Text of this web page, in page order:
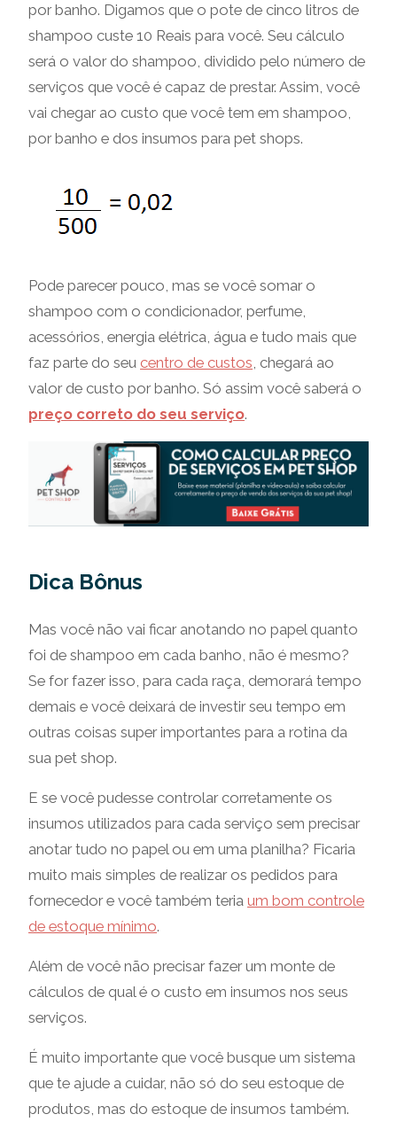
por banho. Digamos que o pote de cinco litros de
shampoo custe 10 Reais para você. Seu cálculo
será o valor do shampoo, dividido pelo número de
serviços que você é capaz de prestar. Assim, você
vai chegar ao custo que você tem em shampoo,
por banho e dos insumos para pet shops.
Pode parecer pouco, mas se você somar o
shampoo com o condicionador, perfume,
acessórios, energia elétrica, água e tudo mais que
faz parte do seu centro de custos, chegará ao
valor de custo por banho. Só assim você saberá o
preço correto do seu serviço.
Dica Bônus
Mas você não vai ficar anotando no papel quanto
foi de shampoo em cada banho, não é mesmo?
Se for fazer isso, para cada raça, demorará tempo
demais e você deixará de investir seu tempo em
outras coisas super importantes para a rotina da
sua pet shop.
E se você pudesse controlar corretamente os
insumos utilizados para cada serviço sem precisar
anotar tudo no papel ou em uma planilha? Ficaria
muito mais simples de realizar os pedidos para
fornecedor e você também teria um bom controle
de estoque mínimo.
Além de você não precisar fazer um monte de
cálculos de qual é o custo em insumos nos seus
serviços.
É muito importante que você busque um sistema
que te ajude a cuidar, não só do seu estoque de
produtos, mas do estoque de insumos também.